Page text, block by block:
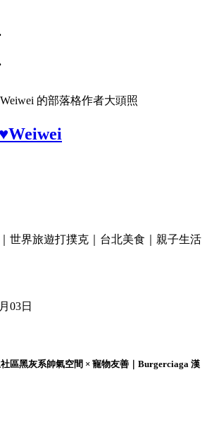
的部落格作者大頭照
世界旅遊打撲克｜台北美食｜親子生活
03日
社區黑灰系帥氣空間 × 寵物友善｜Burgerciaga 漢